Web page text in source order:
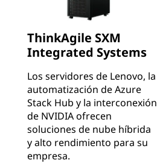
ThinkAgile SXM
Integrated Systems
Los servidores de Lenovo, la
automatización de Azure
Stack Hub y la interconexión
de NVIDIA ofrecen
soluciones de nube híbrida
y alto rendimiento para su
empresa.